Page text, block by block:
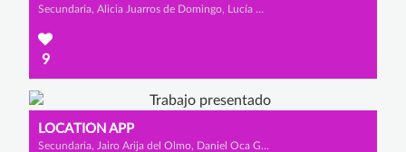
Secundaria, Alicia Juarros de Domingo, Lucía Miguel Rioseras y Alyssa Talpos
9
LOCATION APP
Secundaria, Jairo Arija del Olmo, Daniel Oca García y Daniel Tapia Tomé